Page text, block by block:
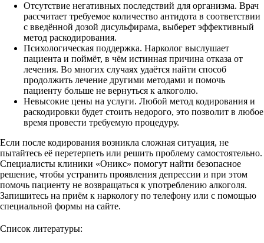
Отсутствие негативных последствий для организма. Врач
рассчитает требуемое количество антидота в соответствии
с введённой дозой дисульфирама, выберет эффективный
метод раскодирования.
Психологическая поддержка. Нарколог выслушает
пациента и поймёт, в чём истинная причина отказа от
лечения. Во многих случаях удаётся найти способ
продолжить лечение другими методами и помочь
пациенту больше не вернуться к алкоголю.
Невысокие цены на услуги. Любой метод кодирования и
раскодировки будет стоить недорого, это позволит в любое
время провести требуемую процедуру.
Если после кодирования возникла сложная ситуация, не
пытайтесь её перетерпеть или решить проблему самостоятельно.
Специалисты клиники «Оникс» помогут найти безопасное
решение, чтобы устранить проявления депрессии и при этом
помочь пациенту не возвращаться к употреблению алкоголя.
Запишитесь на приём к наркологу по телефону или с помощью
специальной формы на сайте.
Список литературы: